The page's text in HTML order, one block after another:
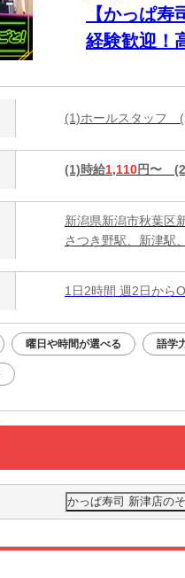
【かっぱ
経験歓迎！
(1)ホールスタッフ
(1)時給1,110円〜
新潟県新潟市秋葉区
さつき野駅、新津駅
1日2時間 週2日から
曜日や時間が選べる 語学
かっぱ寿司 新津店の